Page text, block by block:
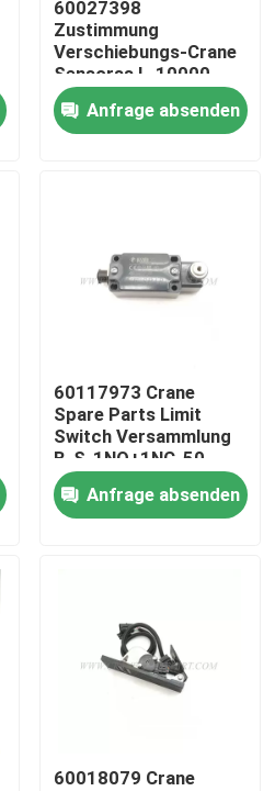
60027398
Zustimmung
Verschiebungs-Crane
Sensorss L-10000-
24-C2 IOS9001
Anfrage absenden
60117973 Crane
Spare Parts Limit
Switch Versammlung
B-S-1NO+1NC-50
Anfrage absenden
60018079 Crane